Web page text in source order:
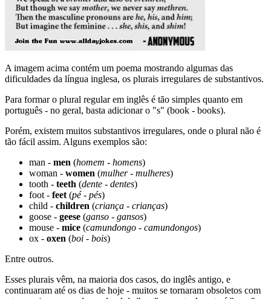
A imagem acima contém um poema mostrando algumas das
dificuldades da língua inglesa, os plurais irregulares de substantivos.
Para formar o plural regular em inglês é tão simples quanto em
português - no geral, basta adicionar o "s" (book - books).
Porém, existem muitos substantivos irregulares, onde o plural não é
tão fácil assim. Alguns exemplos são:
man - men (homem - homens)
woman - women (mulher - mulheres)
tooth - teeth (dente - dentes)
foot - feet (pé - pés)
child - children (criança - crianças)
goose - geese (ganso - gansos)
mouse - mice (camundongo - camundongos)
ox - oxen (boi - bois)
Entre outros.
Esses plurais vêm, na maioria dos casos, do inglês antigo, e
continuaram até os dias de hoje - muitos se tornaram obsoletos com